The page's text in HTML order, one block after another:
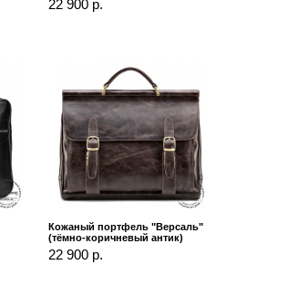
22 900 р.
Кожаный портфель "Версаль"
(тёмно-коричневый антик)
22 900 р.